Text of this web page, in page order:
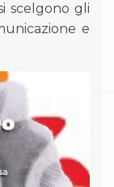
scelgono gli
e